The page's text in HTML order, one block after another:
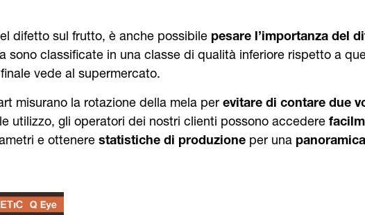
difetto sul frutto, è anche possibile pesare l’importanza del
classificate in una classe di qualità inferiore rispetto a
vede al supermercato.
misurano la rotazione della mela per evitare di contare due
utilizzo, gli operatori dei nostri clienti possono accedere
e ottenere statistiche di produzione per una